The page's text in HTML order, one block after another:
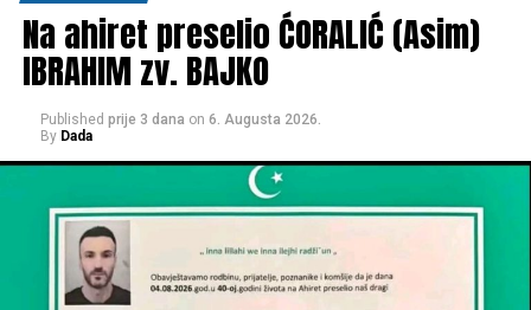
Na ahiret preselio ĆORALIĆ (Asim)
IBRAHIM zv. BAJKO
Published prije 3 dana on 6. Augusta 2026.
By Dada